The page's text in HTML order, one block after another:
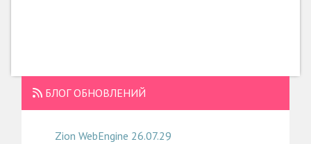
БЛОГ ОБНОВЛЕНИЙ
Zion WebEngine 26.07.29